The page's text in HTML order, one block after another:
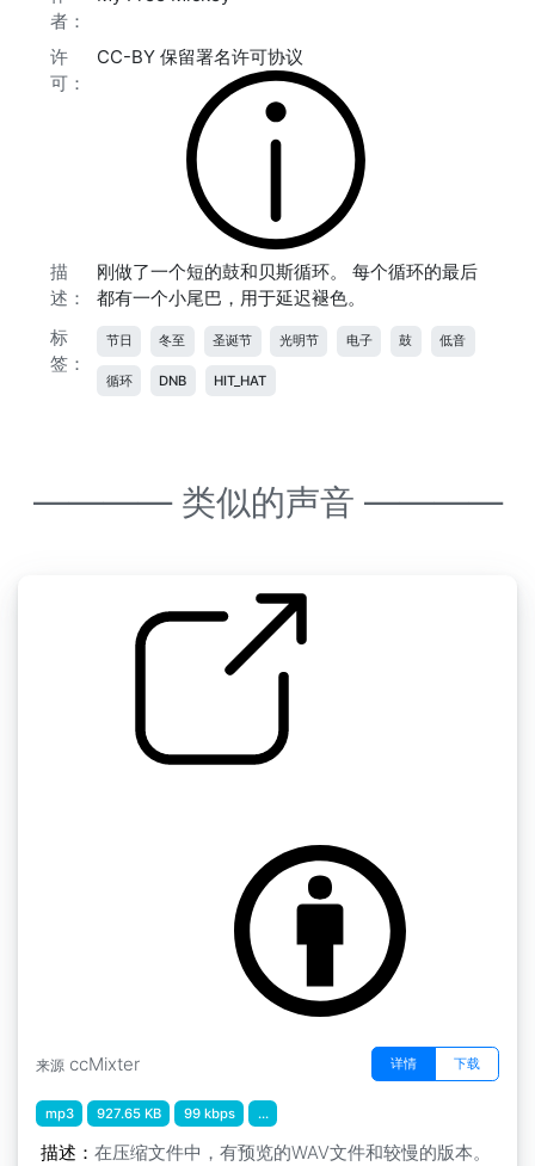
者：
许
可：
CC-BY 保留署名许可协议
描
述：
刚做了一个短的鼓和贝斯循环。 每个循环的最后
都有一个小尾巴，用于延迟褪色。
标
签：
节日 冬至 圣诞节 光明节 电子 鼓 低音
循环 DNB HIT_HAT
———— 类似的声音 ————
来源 ccMixter 详情 下载
mp3 927.65 KB 99 kbps ...
描述： 在压缩文件中，有预览的WAV文件和较慢的版本。